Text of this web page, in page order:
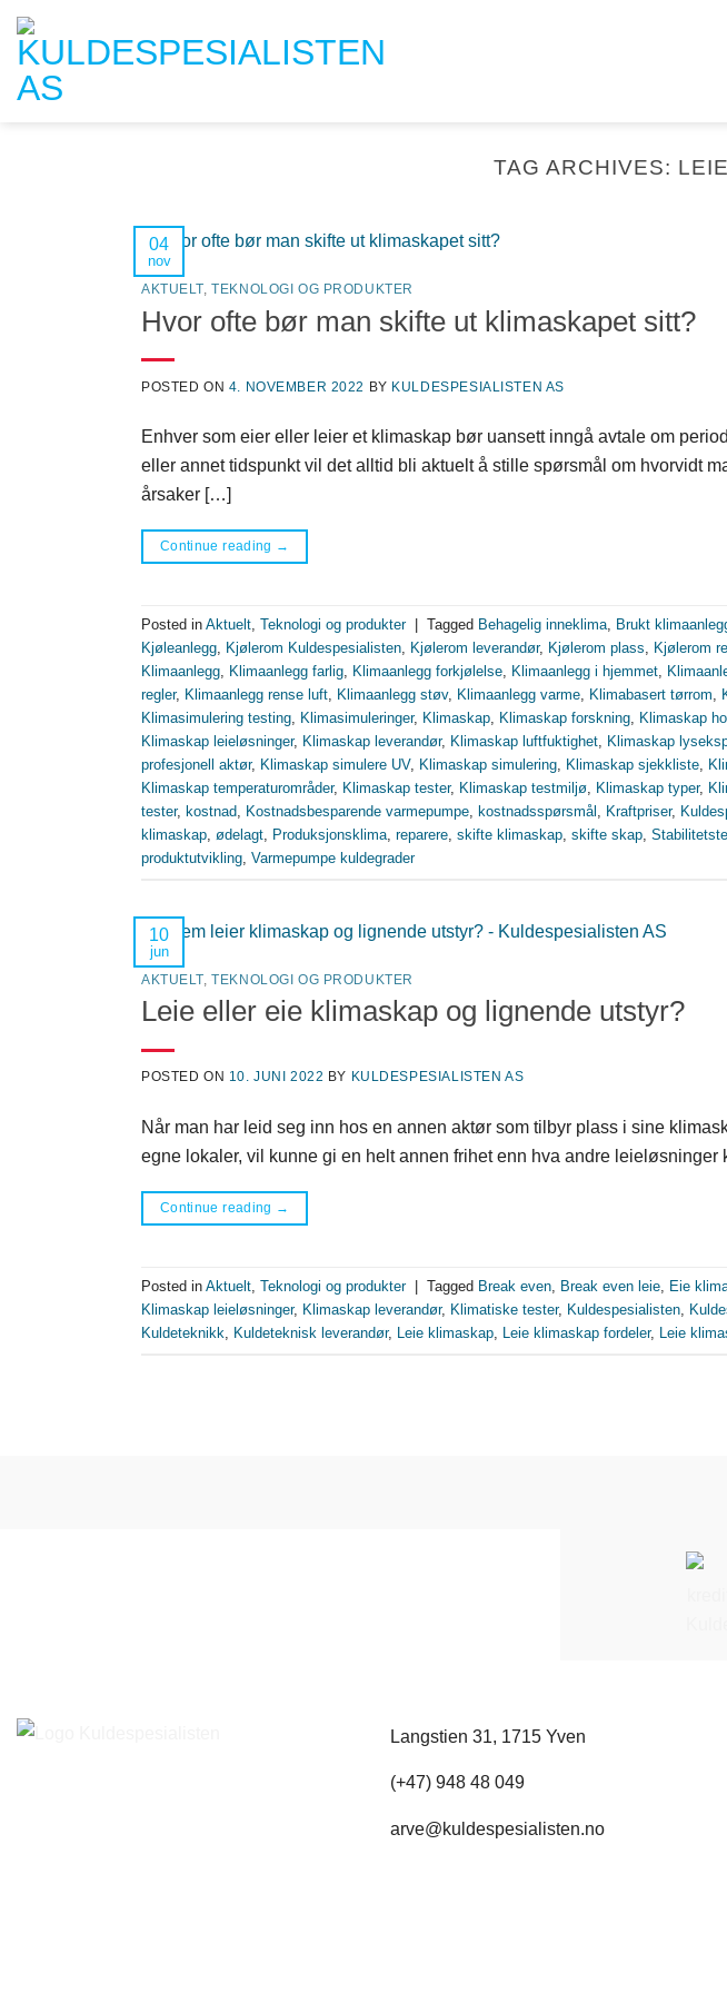
Skip
content
TAG ARCHIVES:
04
nov
AKTUELT ,TEKNOLOGI OG PRODUKTER
Hvor ofte bør man skifte ut klimaskapet sitt?
POSTED ON 4. NOVEMBER 2022 BY KULDESPESIALISTEN AS
Enhver som eier eller leier et klimaskap bør uansett inngå avtale om
eller annet tidspunkt vil det alltid bli aktuelt å stille spørsmål om hvorvidt
årsaker […]
Continue reading →
Posted in Aktuelt, Teknologi og produkter Tagged Behagelig inneklima, Brukt
Kjøleanlegg, Kjølerom Kuldespesialisten, Kjølerom leverandør, Kjølerom plass, Kjølerom
Klimaanlegg, Klimaanlegg farlig, Klimaanlegg forkjølelse, Klimaanlegg i hjemmet,
regler, Klimaanlegg rense luft, Klimaanlegg støv, Klimaanlegg varme, Klimabasert tørrom,
Klimasimulering testing, Klimasimuleringer, Klimaskap, Klimaskap forskning, Klimaskap
Klimaskap leieløsninger, Klimaskap leverandør, Klimaskap luftfuktighet, Klimaskap
profesjonell aktør, Klimaskap simulere UV, Klimaskap simulering, Klimaskap sjekkliste,
Klimaskap temperaturområder, Klimaskap tester, Klimaskap testmiljø, Klimaskap typer,
tester, kostnad, Kostnadsbesparende varmepumpe, kostnadsspørsmål , Kraftpriser,
klimaskap, ødelagt, Produksjonsklima, reparere, skifte klimaskap, skifte skap,
produktutvikling, Varmepumpe kuldegrader
10
jun
AKTUELT ,TEKNOLOGI OG PRODUKTER
Leie eller eie klimaskap og lignende utstyr?
POSTED ON 10. JUNI 2022 BY KULDESPESIALISTEN AS
Når man har leid seg inn hos en annen aktør som tilbyr plass i sine
egne lokaler, vil kunne gi en helt annen frihet enn hva andre
Continue reading →
Posted in Aktuelt, Teknologi og produkter Tagged Break even, Break even leie, Eie
Klimaskap leieløsninger, Klimaskap leverandør, Klimatiske tester, Kuldespesialisten,
Kuldeteknikk, Kuldeteknisk leverandør, Leie klimaskap, Leie klimaskap fordeler, Leie
Langstien 31, 1715 Yven
(+47) 948 48 049
arve@kuldespesialisten.no